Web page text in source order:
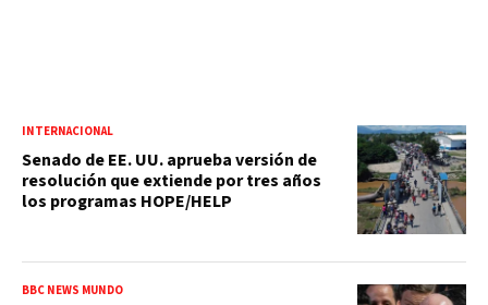
INTERNACIONAL
Senado de EE. UU. aprueba versión de
resolución que extiende por tres años
los programas HOPE/HELP
BBC NEWS MUNDO